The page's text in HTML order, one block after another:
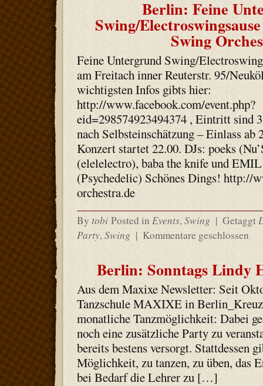
Berlin: Feine
Swing/
Swing
Feine Untergrund Swing/
am Freitach inner Reuterstr. 95/
wichtigsten Infos gibts hier:
http://www.facebook.com/event.php?
eid=298574923494374 , Eintritt sind
nach Selbsteinschätzung – Einlass ab
Konzert startet 22.00. DJs: poeks
(elelelectro), baba the knife und EMIL
(Psychedelic) Schönes Dings! http://
orchestra.de
By tobi Posted in Events,Swing | Getaggt
Party,Swing | Kommentare geschlossen
Berlin: Sonntags Lindy
Aus dem Maxixe Newsletter: Seit
Tanzschule MAXIXE in
monatliche Tanzmöglichkeit: Dabei
noch eine zusätzliche Party zu
bereits bestens versorgt. Stattdessen
Möglichkeit, zu tanzen, zu üben, das
bei Bedarf die Lehrer zu […]